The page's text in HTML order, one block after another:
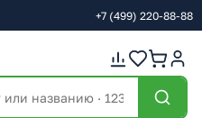
+7 (499) 220-88-88